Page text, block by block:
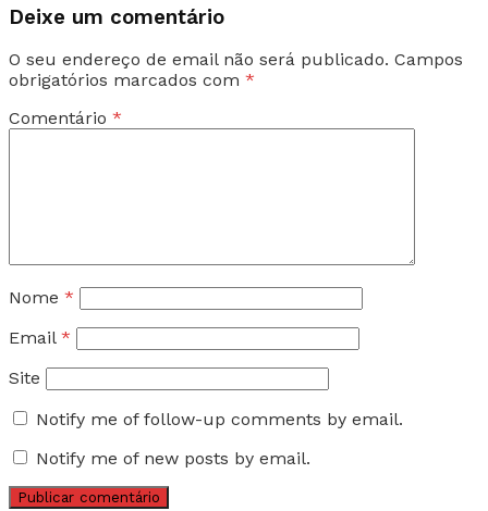
Deixe um comentário
O seu endereço de email não será publicado. Campos
obrigatórios marcados com *
Comentário *
Nome *
Email *
Site
Notify me of follow-up comments by email.
Notify me of new posts by email.